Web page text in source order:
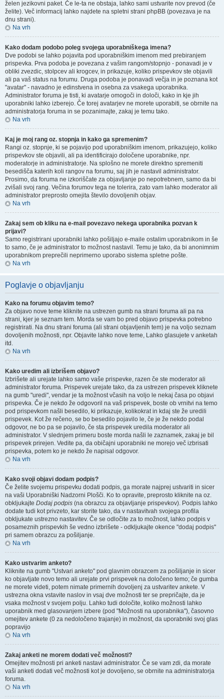
želen jezikovni paket. Če le-ta ne obstaja, lahko sami ustvarite nov prevod (če
želite). Več informacij lahko najdete na spletni strani phpBB (povezava je na
dnu strani).
Na vrh
Kako dodam podobo poleg svojega uporabniškega imena?
Dve podobi se lahko pojavita pod uporabniškim imenom med prebiranjem
prispevka. Prva podoba je povezana z vašim rangom/stopnjo - ponavadi je v
obliki zvezdic, stolpcev ali krogcev, in prikazuje, koliko prispevkov ste objavili
ali pa vaš status na forumu. Druga podoba je ponavadi večja in je poznana kot
"avatar" - navadno je edinstvena in osebna za vsakega uporabnika.
Administrator foruma je tisti, ki avatarje omogoči in določi, kako in kje jih
uporabniki lahko izberejo. Če torej avatarjev ne morete uporabiti, se obrnite na
administratorja foruma in se pozanimajte, zakaj je temu tako.
Na vrh
Kaj je moj rang oz. stopnja in kako ga spremenim?
Rangi oz. stopnje, ki se pojavijo pod uporabniškim imenom, prikazujejo, koliko
prispevkov ste objavili, ali pa identificirajo določene uporabnike, npr.
moderatorje in administratorje. Na splošno ne morete direktno spremeniti
besedišča katerih koli rangov na forumu, saj jih je nastavil administrator.
Prosimo, da foruma ne izkoriščate za objavljanje po nepotrebnem, samo da bi
zvišali svoj rang. Večina forumov tega ne tolerira, zato vam lahko moderator ali
administrator preprosto omejita število dovoljenih objav.
Na vrh
Zakaj sem ob kliku na e-mail povezavo nekega uporabnika pozvan k
prijavi?
Samo registrirani uporabniki lahko pošiljajo e-maile ostalim uporabnikom in še
to samo, če je administrator to možnost nastavil. Temu je tako, da bi anonimnim
uporabnikom preprečili neprimerno uporabo sistema spletne pošte.
Na vrh
Poglavje o objavljanju
Kako na forumu objavim temo?
Za objavo nove teme kliknite na ustrezen gumb na strani foruma ali pa na
strani, kjer je seznam tem. Morda se vam bo pred objavo prispevka potrebno
registrirati. Na dnu strani foruma (ali strani objavljenih tem) je na voljo seznam
dovoljenih možnosti, npr. Objavite lahko nove teme, Lahko glasujete v anketah
itd.
Na vrh
Kako uredim ali izbrišem objavo?
Izbrišete ali urejate lahko samo vaše prispevke, razen če ste moderator ali
administrator foruma. Prispevek urejate tako, da za ustrezen prispevek kliknete
na gumb "uredi", vendar je ta možnost včasih na voljo le nekaj časa po objavi
prispevka. Če je nekdo že odgovoril na vaš prispevek, boste ob vrnitvi na temo
pod prispevkom našli besedilo, ki prikazuje, kolikokrat in kdaj ste že uredili
prispevek. Kot že rečeno, se bo besedilo pojavilo le, če je že nekdo podal
odgovor, ne bo pa se pojavilo, če sta prispevek uredila moderator ali
administrator. V slednjem primeru boste morda našli le zaznamek, zakaj je bil
prispevek prirejen. Vedite pa, da običajni uporabniki ne morejo več izbrisati
prispevka, potem ko je nekdo že napisal odgovor.
Na vrh
Kako svoji objavi dodam podpis?
Če želite svojemu prispevku dodati podpis, ga morate najprej ustvariti in sicer
na vaši Uporabniški Nadzorni Plošči. Ko to opravite, preprosto kliknite na oz.
obkljukajte Dodaj podpis (na obrazcu za objavljanje prispevkov). Podpis lahko
dodate tudi kot privzeto, kar storite tako, da v nastavitvah svojega profila
obkljukate ustrezno nastavitev. Če se odločite za to možnost, lahko podpis v
posameznih prispevkih še vedno izbrišete - odkljukajte okence "dodaj podpis"
pri samem obrazcu za pošiljanje.
Na vrh
Kako ustvarim anketo?
Kliknite na gumb "Ustvari anketo" pod glavnim obrazcem za pošiljanje in sicer
ko objavljate novo temo ali urejate prvi prispevek na določeno temo; če gumba
ne morete videti, potem nimate primernih dovoljenj za ustvaritev ankete. V
ustrezna okna vstavite naslov in vsaj dve možnosti ter se prepričajte, da je
vsaka možnost v svojem polju. Lahko tudi določite, koliko možnosti lahko
uporabnik med glasovanjem izbere (pod "Možnosti na uporabnika"), časovno
omejitev ankete (0 za nedoločeno trajanje) in možnost, da uporabniki svoj glas
popravijo
Na vrh
Zakaj anketi ne morem dodati več možnosti?
Omejitev možnosti pri anketi nastavi administrator. Če se vam zdi, da morate
vaši anketi dodati več možnosti kot je dovoljeno, se obrnite na administratorja
foruma.
Na vrh